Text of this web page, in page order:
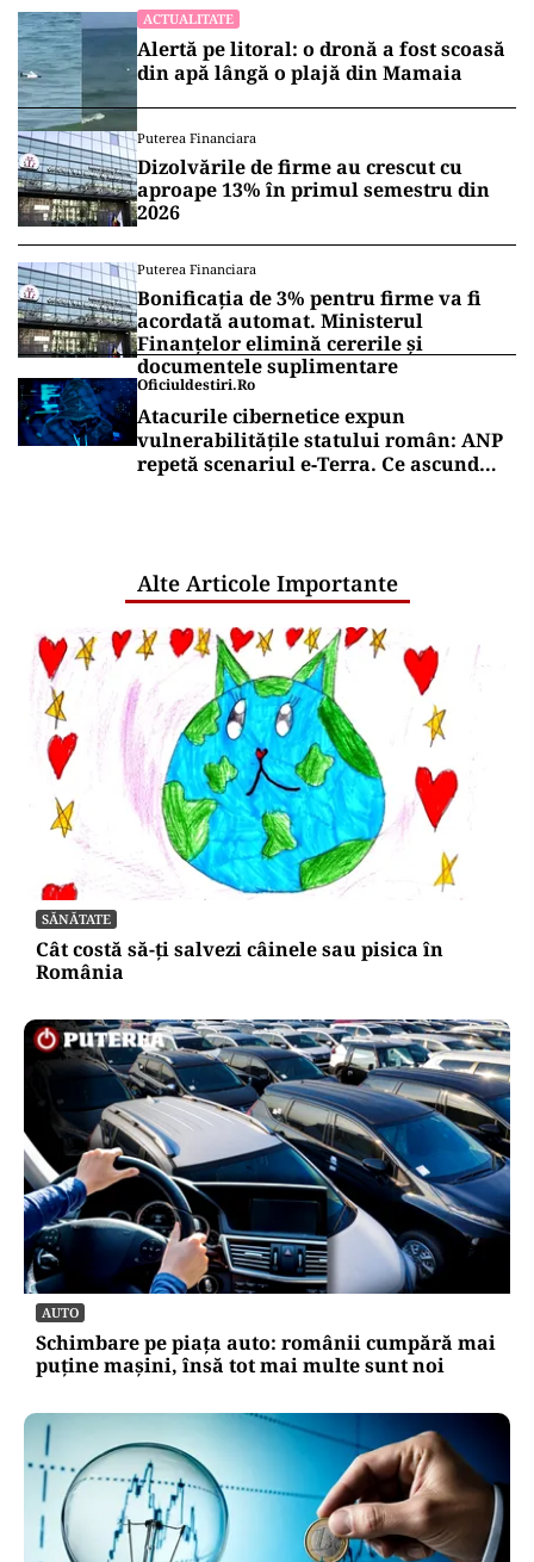
ACTUALITATE
Alertă pe litoral: o dronă a fost scoasă
din apă lângă o plajă din Mamaia
Puterea Financiara
Dizolvările de firme au crescut cu
aproape 13% în primul semestru din
2026
Puterea Financiara
Bonificația de 3% pentru firme va fi
acordată automat. Ministerul
Finanțelor elimină cererile și
documentele suplimentare
Oficiuldestiri.ro
Atacurile cibernetice expun
vulnerabilitățile statului român: ANP
repetă scenariul e‑Terra. Ce ascund
Alte Articole Importante
SĂNĂTATE
Cât costă să-ți salvezi câinele sau pisica în
România
AUTO
Schimbare pe piața auto: românii cumpără mai
puține mașini, însă tot mai multe sunt noi